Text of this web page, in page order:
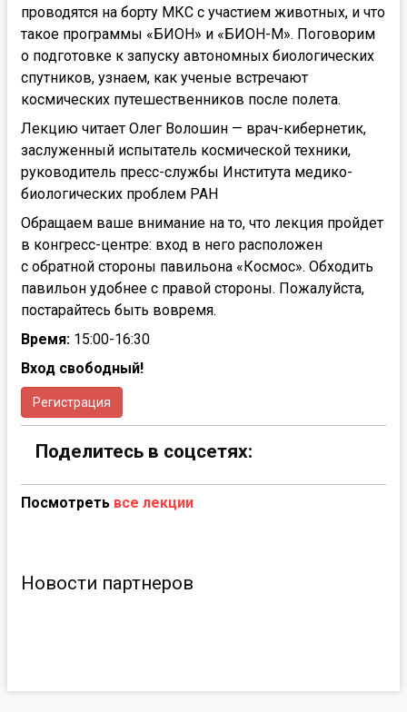
проводятся на борту МКС с участием животных, и что
такое программы «БИОН» и «БИОН-М». Поговорим
о подготовке к запуску автономных биологических
спутников, узнаем, как ученые встречают
космических путешественников после полета.
Лекцию читает Олег Волошин — врач-кибернетик,
заслуженный испытатель космической техники,
руководитель пресс-службы Института медико-
биологических проблем РАН
Обращаем ваше внимание на то, что лекция пройдет
в конгресс-центре: вход в него расположен
с обратной стороны павильона «Космос». Обходить
павильон удобнее с правой стороны. Пожалуйста,
постарайтесь быть вовремя.
Время: 15:00-16:30
Вход свободный!
Регистрация
Поделитесь в соцсетях:
Посмотреть все лекции
Новости партнеров